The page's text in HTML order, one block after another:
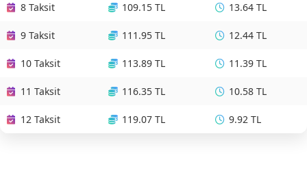
8 Taksit 109.15 TL 13.64 TL
9 Taksit 111.95 TL 12.44 TL
10 Taksit 113.89 TL 11.39 TL
11 Taksit 116.35 TL 10.58 TL
12 Taksit 119.07 TL 9.92 TL